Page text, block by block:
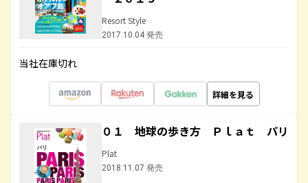
Resort Style
2017.10.04 発売
当社在庫切れ
詳細を見る
０１ 地球の歩き方 Ｐｌａｔ パリ
Plat
2018.11.07 発売